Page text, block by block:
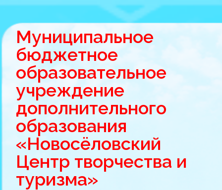
Муниципальное
бюджетное
образовательное
учреждение
дополнительного
образования
«Новосёловский
Центр творчества и
туризма»